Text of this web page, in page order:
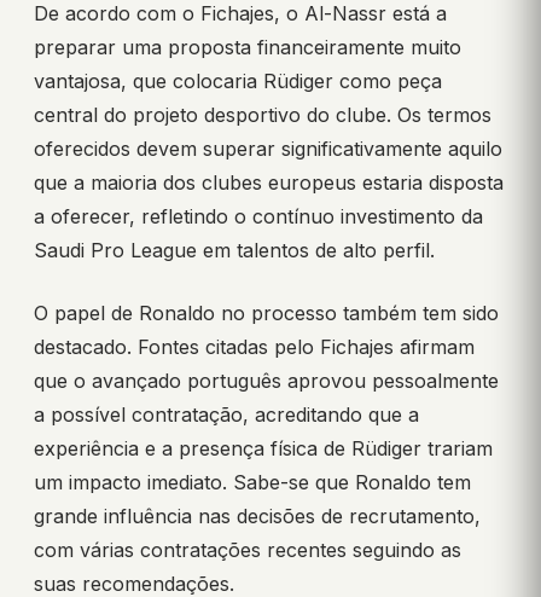
De acordo com o Fichajes, o Al-Nassr está a
preparar uma proposta financeiramente muito
vantajosa, que colocaria Rüdiger como peça
central do projeto desportivo do clube. Os termos
oferecidos devem superar significativamente aquilo
que a maioria dos clubes europeus estaria disposta
a oferecer, refletindo o contínuo investimento da
Saudi Pro League em talentos de alto perfil.
O papel de Ronaldo no processo também tem sido
destacado. Fontes citadas pelo Fichajes afirmam
que o avançado português aprovou pessoalmente
a possível contratação, acreditando que a
experiência e a presença física de Rüdiger trariam
um impacto imediato. Sabe-se que Ronaldo tem
grande influência nas decisões de recrutamento,
com várias contratações recentes seguindo as
suas recomendações.